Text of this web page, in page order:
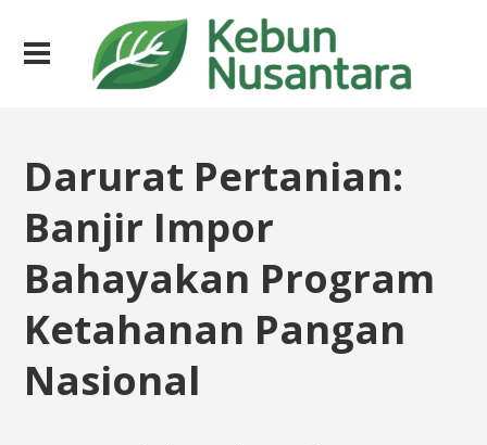
Darurat Pertanian:
Banjir Impor
Bahayakan Program
Ketahanan Pangan
Nasional